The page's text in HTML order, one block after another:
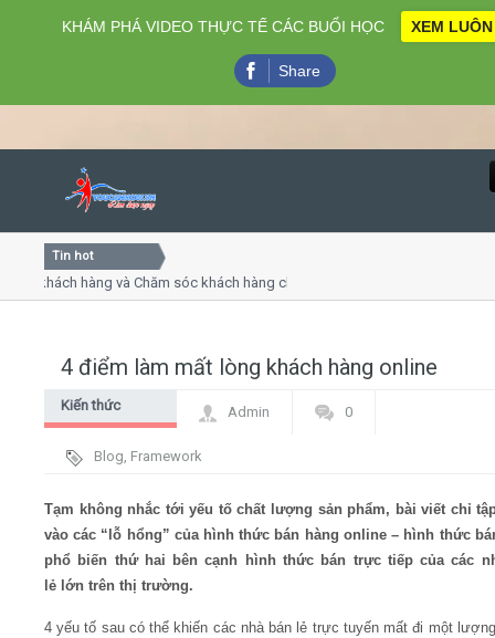
Close
Home
Giới thiệu
Video
Tin hot
hàng và Chăm sóc khách hàng chuyên nghiệp
4 điểm làm mất lòng khách hàng online
Kiến thức
Marketing - PR
Admin 0
Blog, Framework
Tạm không nhắc tới yếu tố chất lượng sản phẩm, bài viết chỉ
vào các “lỗ hổng” của hình thức bán hàng online – hình thức
phổ biến thứ hai bên cạnh hình thức bán trực tiếp của các
lẻ lớn trên thị trường.
4 yếu tố sau có thể khiến các nhà bán lẻ trực tuyến mất đi một
KHÁM PHÁ VIDEO THỰC TẾ CÁC BUỔI HỌC XEM LUÔN
Share